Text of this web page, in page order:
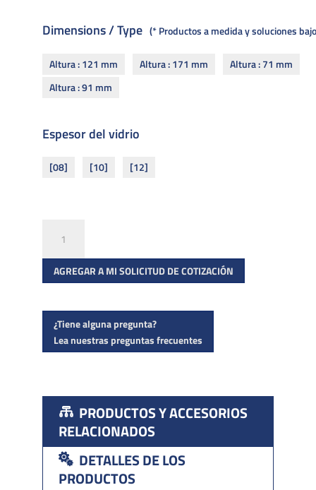
Dimensions / Type * Productos a medida y soluciones
Altura : 121 mm Altura : 171 mm
Altura : 71 mm
Altura : 91 mm
Espesor del vidrio
[08] [10] [12]
estante
cantidad
AGREGAR A MI SOLICITUD DE COTIZACIÓN
¿Tiene alguna pregunta?
Lea nuestras preguntas frecuentes
PRODUCTOS Y ACCESORIOS
RELACIONADOS
DETALLES DE LOS
PRODUCTOS